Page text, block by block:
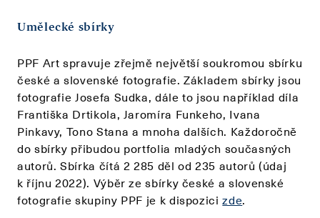
Umělecké sbírky
PPF Art spravuje zřejmě největší soukromou sbírku
české a slovenské fotografie. Základem sbírky jsou
fotografie Josefa Sudka, dále to jsou například díla
Františka Drtikola, Jaromíra Funkeho, Ivana
Pinkavy, Tono Stana a mnoha dalších. Každoročně
do sbírky přibudou portfolia mladých současných
autorů. Sbírka čítá 2 285 děl od 235 autorů (údaj
k říjnu 2022). Výběr ze sbírky české a slovenské
fotografie skupiny PPF je k dispozicizde.